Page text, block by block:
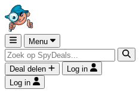
Menu
Deal delen
Log in
Log in